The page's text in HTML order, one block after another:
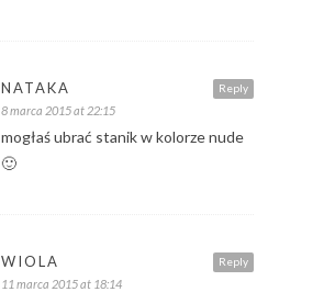
Reply
NATAKA
8 marca 2015 at 22:15
mogłaś ubrać stanik w kolorze nude
🙂
Reply
WIOLA
11 marca 2015 at 18:14